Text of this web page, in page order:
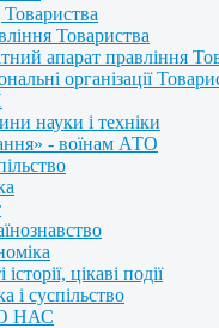
Товариства
Товариства
апарат правління
організації
науки і техніки
- воїнам АТО
цікаві події
і суспільство
НАС